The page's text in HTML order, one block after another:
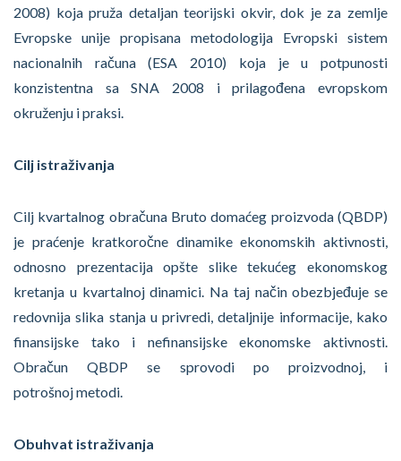
2008) koja pruža detaljan teorijski okvir, dok je za zemlje
Evropske unije propisana metodologija Evropski sistem
nacionalnih računa (ESA 2010) koja je u potpunosti
konzistentna sa SNA 2008 i prilagođena evropskom
okruženju i praksi.
Cilj istraživanja
Cilj kvartalnog obračuna Bruto domaćeg proizvoda (QBDP)
je praćenje kratkoročne dinamike ekonomskih aktivnosti,
odnosno prezentacija opšte slike tekućeg ekonomskog
kretanja u kvartalnoj dinamici. Na taj način obezbjeđuje se
redovnija slika stanja u privredi, detaljnije informacije, kako
finansijske tako i nefinansijske ekonomske aktivnosti.
Obračun QBDP se sprovodi po proizvodnoj, i
potrošnoj metodi.
Obuhvat istraživanja